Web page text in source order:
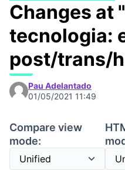
Changes at
tecnologia:
post/trans/
Pau Adelantado
01/05/2021 11:49
Compare view
mode: